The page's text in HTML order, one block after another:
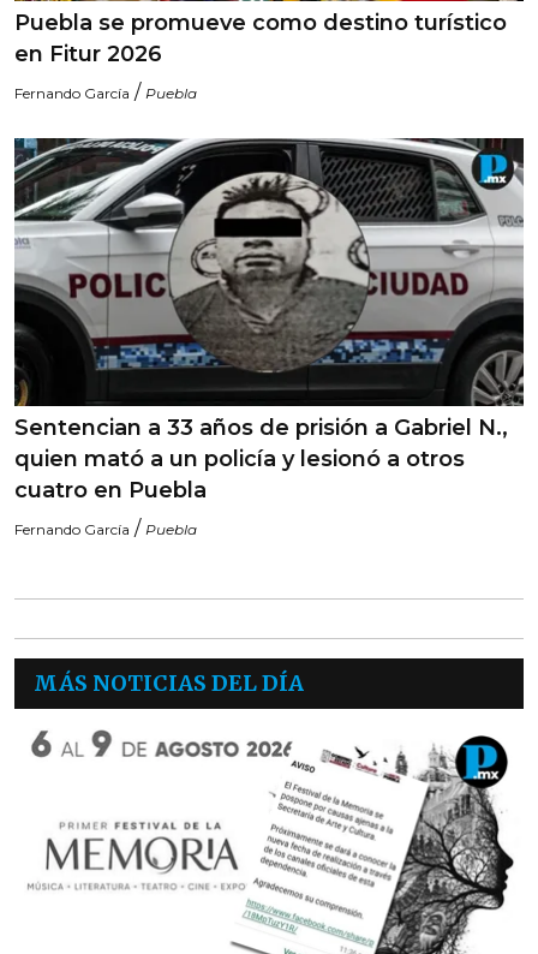
Puebla se promueve como destino turístico
en Fitur 2026
Fernando García / Puebla
Sentencian a 33 años de prisión a Gabriel N.,
quien mató a un policía y lesionó a otros
cuatro en Puebla
Fernando García / Puebla
MÁS NOTICIAS DEL DÍA